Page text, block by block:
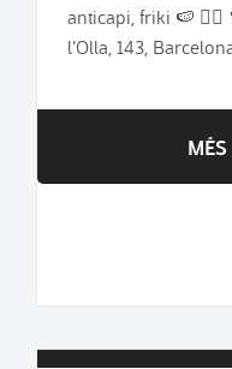
anticapi, friki 🍉
l'Olla, 143,